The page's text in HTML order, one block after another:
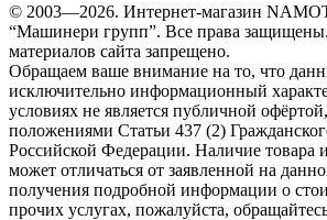
© 2003—2026. Интернет-магазин
“Машинери групп”. Все права
материалов сайта запрещено.
Обращаем ваше внимание на то, что
исключительно информационный
условиях не является публичной
положениями Статьи 437 (2)
Российской Федерации. Наличие товара
может отличаться от заявленной на
получения подробной информации о
прочих услугах, пожалуйста,